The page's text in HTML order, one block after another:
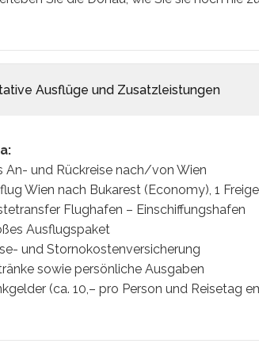
Ausflüge und Zusatzleistungen
An- und Rückreise nach/von Wien
Wien nach Bukarest (Economy), 1
Flughafen – Einschiffungshafen
Ausflugspaket
und Stornokostenversicherung
sowie persönliche Ausgaben
(ca. 10,– pro Person und Reisetag